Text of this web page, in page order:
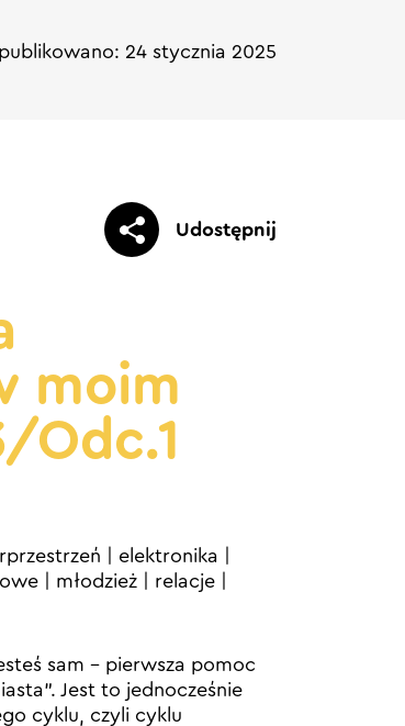
24 stycznia 2025
Udostępnij
moim
Odc.1
elektronika
młodzież relacje
sam – pierwsza pomoc
Jest to jednocześnie
cyklu, czyli cyklu